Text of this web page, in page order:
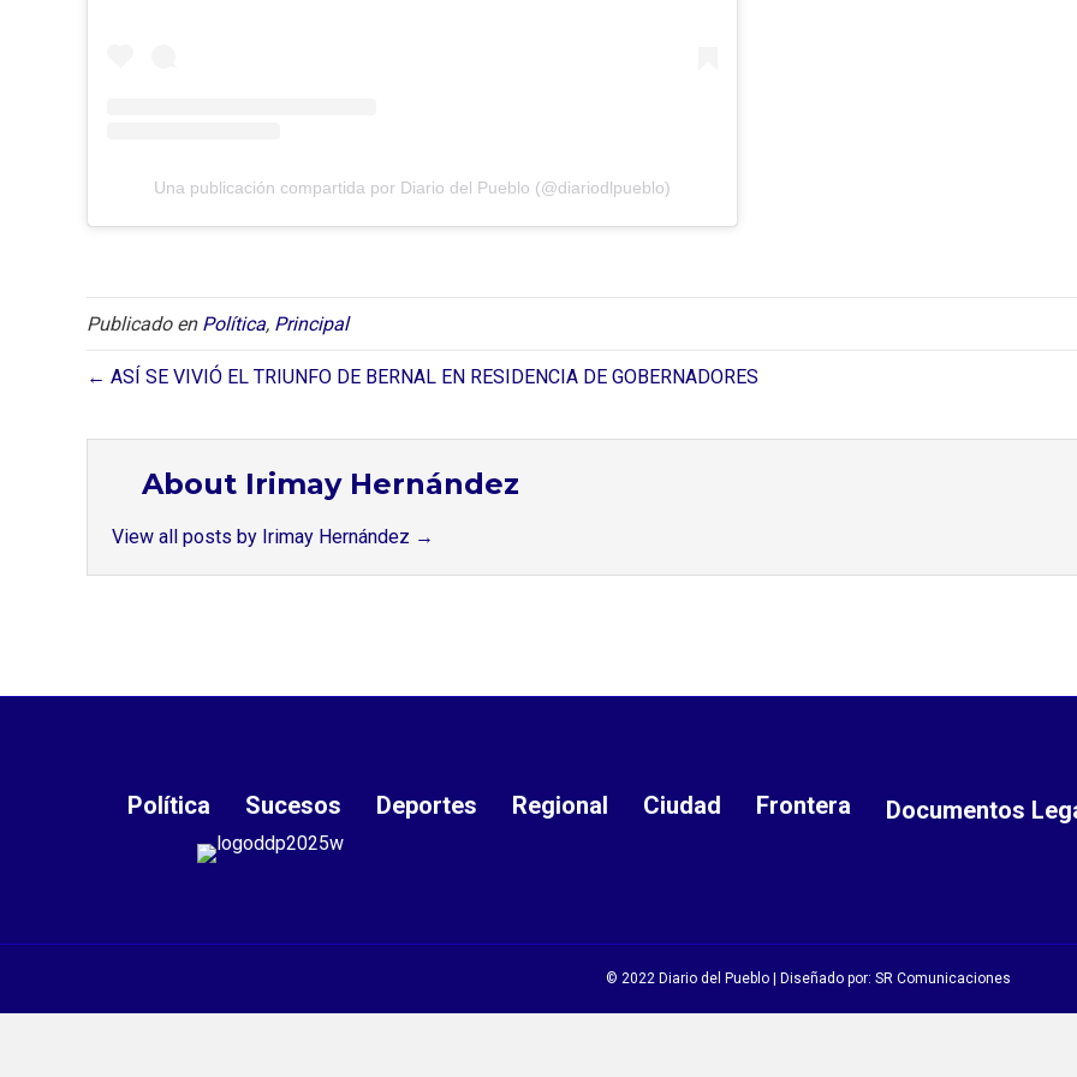
Una publicación compartida por Diario del Pueblo (@diariodlpueblo)
Publicado en Política, Principal
← ASÍ SE VIVIÓ EL TRIUNFO DE BERNAL EN RESIDENCIA DE GOBERNADORES
About Irimay Hernández
View all posts by Irimay Hernández →
Política Sucesos Deportes Regional Ciudad Frontera Documentos
© 2022 Diario del Pueblo | Diseñado por: SR Comunicaciones